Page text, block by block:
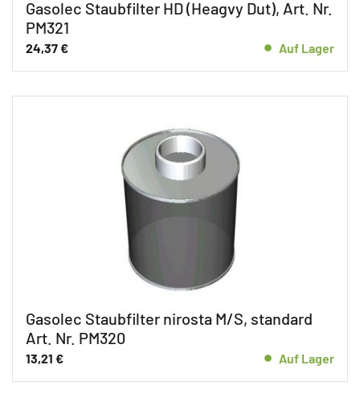
Gasolec Staubfilter HD (Heagvy Dut), Art. Nr.
PM321
24,37€ Auf Lager
Gasolec Staubfilter nirosta M/S, standard
Art. Nr. PM320
13,21 € Auf Lager